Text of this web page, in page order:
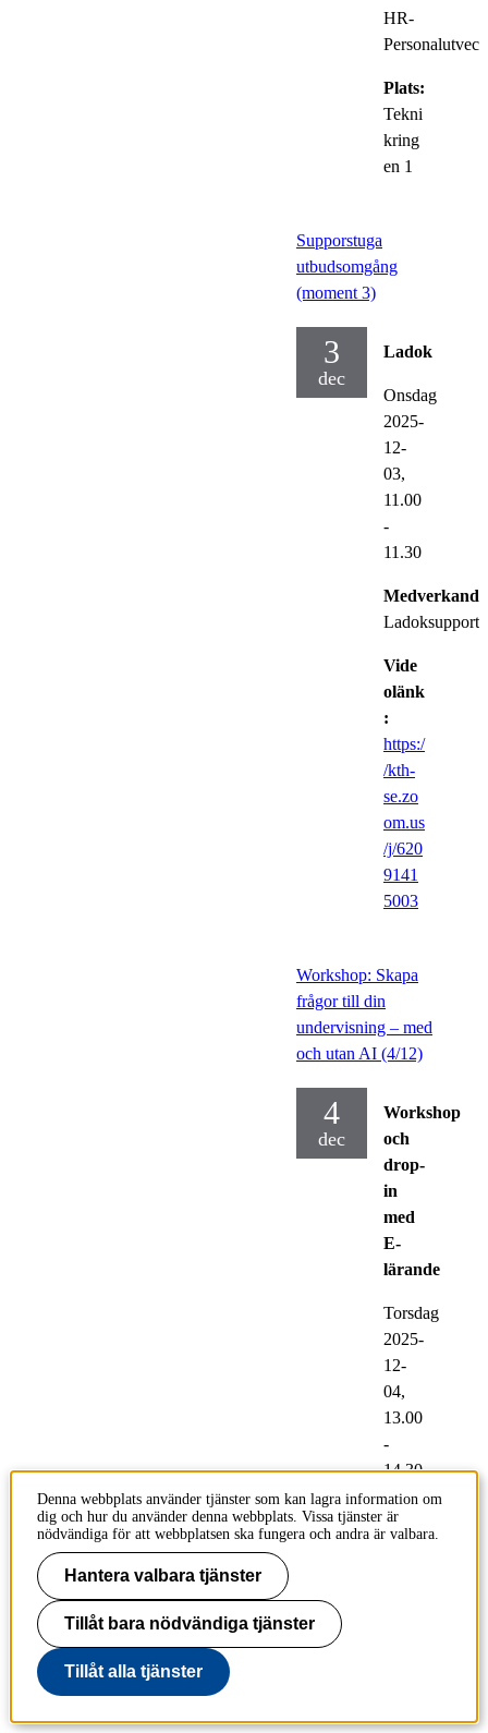
HR-
Plats:
Tekni
kring
en 1
Supporstuga
utbudsomgång
(moment 3)
3
dec
Ladok
Onsdag
2025-
12-
03,
11.00
-
11.30
Vide
olänk
:
https:/
/kth-
se.zo
om.us
/j/620
9141
5003
Workshop: Skapa
frågor till din
undervisning – med
och utan AI (4/12)
4
dec
Workshop
och
drop-
in
med
E-
lärande
Torsdag
2025-
12-
04,
13.00
-
14.30
E-
Denna webbplats använder tjänster som kan lagra information om
dig och hur du använder denna webbplats. Vissa tjänster är
nödvändiga för att webbplatsen ska fungera och andra är valbara.
Hantera valbara tjänster
Tillåt bara nödvändiga tjänster
Tillåt alla tjänster